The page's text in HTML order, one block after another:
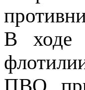
В ходе